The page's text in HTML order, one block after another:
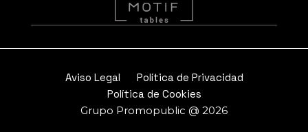
Aviso Legal
Política de Privacidad
Política de Cookies
Grupo Promopublic @ 2026